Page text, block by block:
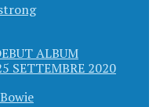
ALBUM
SETTEMBRE 2020